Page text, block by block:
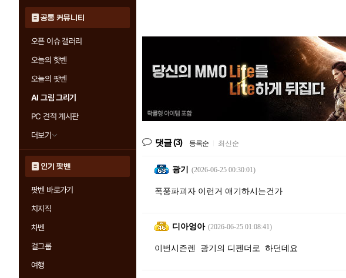
공통 커뮤니티
오픈 이슈 갤러리
오늘의 핫벤
오늘의 팟벤
AI 그림 그리기
PC 견적 게시판
더보기
인기 팟벤
팟벤 바로가기
치지직
차벤
걸그룹
여행
댓글(3) 등록순 최신순
광기 (2026-06-25 00:30:01)
폭풍파괴자 이런거 얘기하시는건가
디아엉아 (2026-06-25 01:08:41)
이번시즌렌 광기의 디펜더로 하던데요